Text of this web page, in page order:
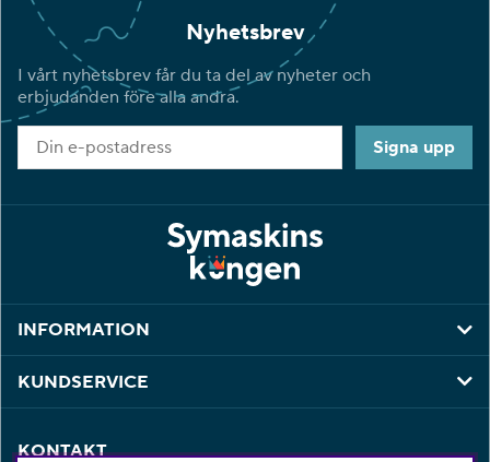
Nyhetsbrev
I vårt nyhetsbrev får du ta del av nyheter och
erbjudanden före alla andra.
Signa upp
INFORMATION
KUNDSERVICE
KONTAKT